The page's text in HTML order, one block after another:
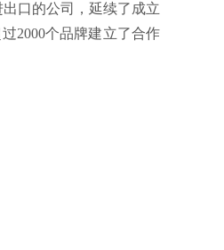
口的公司，延续了成立
2000个品牌建立了合作